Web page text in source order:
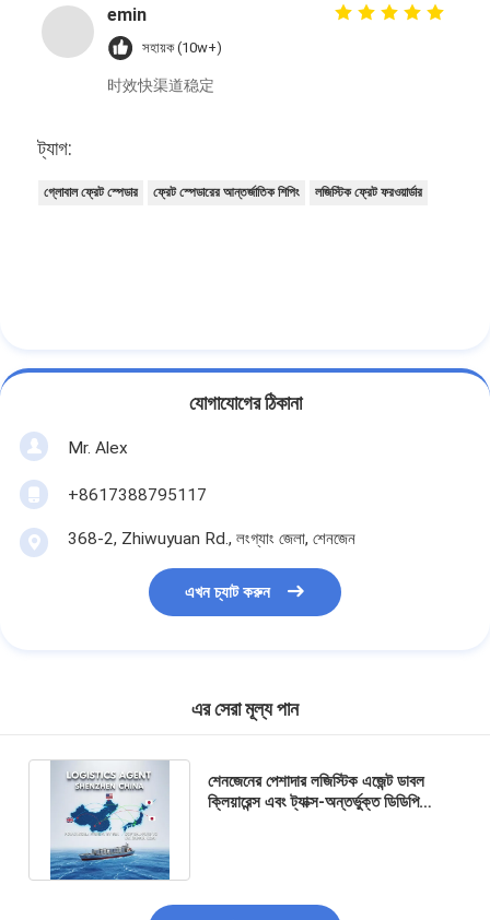
emin
সহায়ক (10w+)
时效快渠道稳定
ট্যাগ:
গ্লোবাল ফ্রেট স্পেডার ফ্রেট স্পেডারের আন্তর্জাতিক শিপিং লজিস্টিক ফ্রেট ফরওয়ার্ডার
যোগাযোগের ঠিকানা
Mr. Alex
+8617388795117
368-2, Zhiwuyuan Rd., লংগ্যাং জেলা, শেনজেন
এখন চ্যাট করুন
এর সেরা মূল্য পান
শেনজেনের পেশাদার লজিস্টিক এজেন্ট ডাবল
ক্লিয়ারেন্স এবং ট্যাক্স-অন্তর্ভুক্ত ডিডিপি